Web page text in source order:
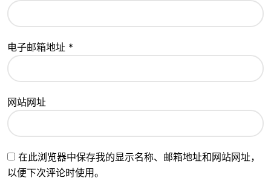
电子邮箱地址 *
网站网址
在此浏览器中保存我的显示名称、邮箱地址和网站网址，
以便下次评论时使用。